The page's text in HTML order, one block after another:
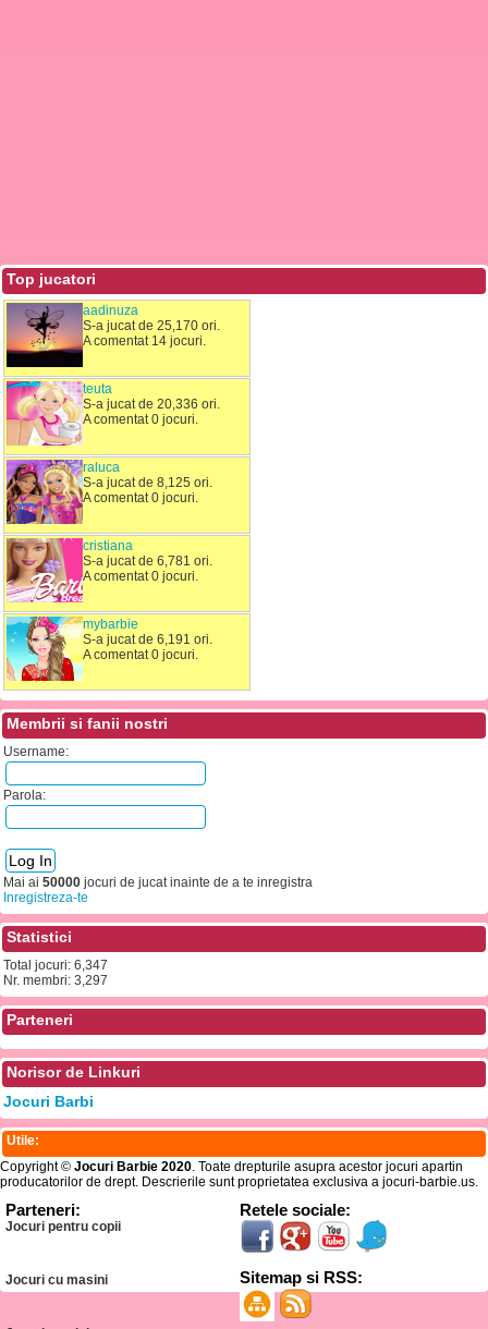
Top jucatori
aadinuza
S-a jucat de 25,170 ori.
A comentat 14 jocuri.
teuta
S-a jucat de 20,336 ori.
A comentat 0 jocuri.
raluca
S-a jucat de 8,125 ori.
A comentat 0 jocuri.
cristiana
S-a jucat de 6,781 ori.
A comentat 0 jocuri.
mybarbie
S-a jucat de 6,191 ori.
A comentat 0 jocuri.
Membrii si fanii nostri
Username:
Parola:
Mai ai 50000 jocuri de jucat inainte de a te inregistra
Inregistreza-te
Statistici
Total jocuri: 6,347
Nr. membri: 3,297
Parteneri
Norisor de Linkuri
Jocuri Barbi
Utile:
Copyright © Jocuri Barbie 2020. Toate drepturile asupra acestor jocuri apartin
producatorilor de drept. Descrierile sunt proprietatea exclusiva a jocuri-barbie.us.
Parteneri:
Jocuri pentru copii
Jocuri cu masini
Retele sociale:
Sitemap si RSS: